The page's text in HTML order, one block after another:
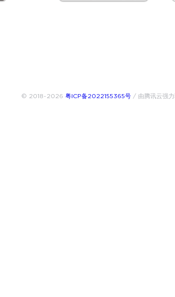
© 2018~2026 粤ICP备2022155365号/ 由腾讯云强力